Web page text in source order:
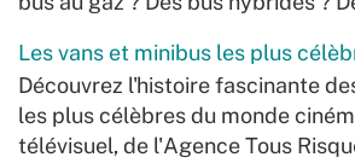
Les vans et minibus les plus
Découvrez l'histoire fascinante
les plus célèbres du monde
télévisuel, de l'Agence Tous